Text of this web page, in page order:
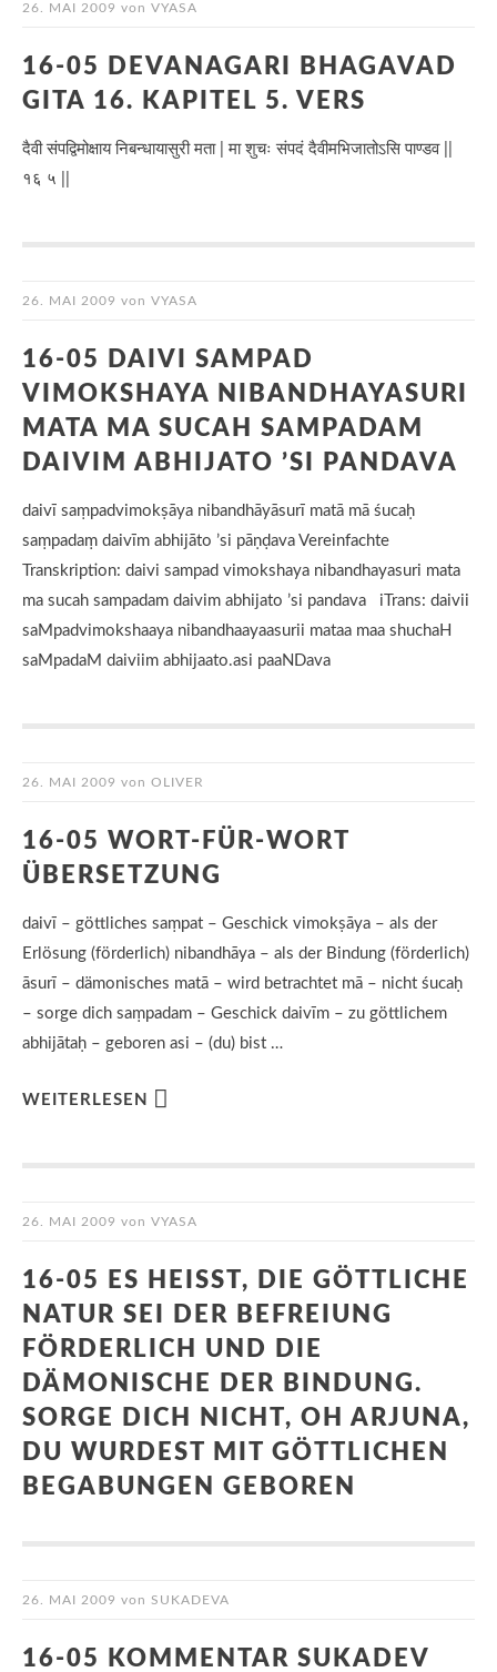
26. MAI 2009 von VYASA
16-05 DEVANAGARI BHAGAVAD
GITA 16. KAPITEL 5. VERS
दैवी संपद्विमोक्षाय निबन्धायासुरी मता | मा शुचः संपदं दैवीमभिजातोऽसि पाण्डव ||
१६ ५ ||
26. MAI 2009 von VYASA
16-05 DAIVI SAMPAD
VIMOKSHAYA NIBANDHAYASURI
MATA MA SUCAH SAMPADAM
DAIVIM ABHIJATO ’SI PANDAVA
daivī saṃpadvimokṣāya nibandhāyāsurī matā mā śucaḥ
saṃpadaṃ daivīm abhijāto ’si pāṇḍava Vereinfachte
Transkription: daivi sampad vimokshaya nibandhayasuri mata
ma sucah sampadam daivim abhijato ’si pandava iTrans: daivii
saMpadvimokshaaya nibandhaayaasurii mataa maa shuchaH
saMpadaM daiviim abhijaato.asi paaNDava
26. MAI 2009 von OLIVER
16-05 WORT-FÜR-WORT
ÜBERSETZUNG
daivī – göttliches saṃpat – Geschick vimokṣāya – als der
Erlösung (förderlich) nibandhāya – als der Bindung (förderlich)
āsurī – dämonisches matā – wird betrachtet mā – nicht śucaḥ
– sorge dich saṃpadam – Geschick daivīm – zu göttlichem
abhijātaḥ – geboren asi – (du) bist …
WEITERLESEN
26. MAI 2009 von VYASA
16-05 ES HEISST, DIE GÖTTLICHE N
ATUR SEI DER BEFREIUNG F
ÖRDERLICH UND DIE D
ÄMONISCHE DER BINDUNG. S
ORGE DICH NICHT, OH ARJUNA, D
U WURDEST MIT GÖTTLICHEN B
EGABUNGEN GEBOREN
26. MAI 2009 von SUKADEVA
16-05 KOMMENTAR SUKADEV